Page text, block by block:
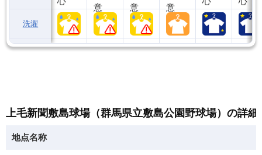
洗濯
上毛新聞敷島球場（群馬県立敷島公園野球場）の詳細
地点名称